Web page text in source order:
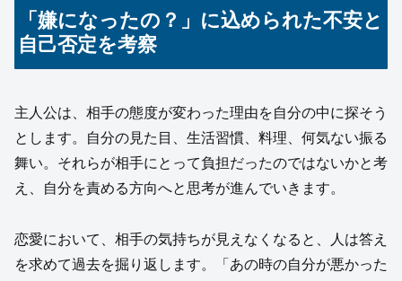
「嫌になったの？」に込められた不安と
自己否定を考察
主人公は、相手の態度が変わった理由を自分の中に探そう
とします。自分の見た目、生活習慣、料理、何気ない振る
舞い。それらが相手にとって負担だったのではないかと考
え、自分を責める方向へと思考が進んでいきます。
恋愛において、相手の気持ちが見えなくなると、人は答え
を求めて過去を掘り返します。「あの時の自分が悪かった